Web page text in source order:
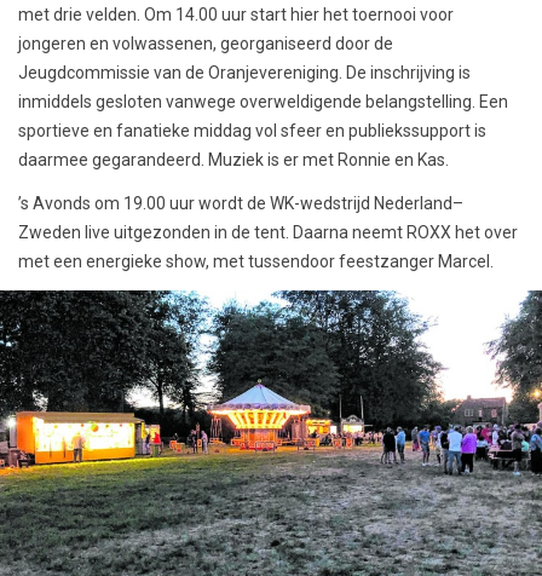
met drie velden. Om 14.00 uur start hier het toernooi voor
jongeren en volwassenen, georganiseerd door de
Jeugdcommissie van de Oranjevereniging. De inschrijving is
inmiddels gesloten vanwege overweldigende belangstelling. Een
sportieve en fanatieke middag vol sfeer en publiekssupport is
daarmee gegarandeerd. Muziek is er met Ronnie en Kas.
’s Avonds om 19.00 uur wordt de WK-wedstrijd Nederland–
Zweden live uitgezonden in de tent. Daarna neemt ROXX het over
met een energieke show, met tussendoor feestzanger Marcel.